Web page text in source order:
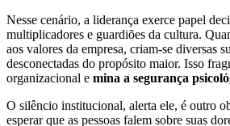
Nesse cenário, a liderança exerce papel
multiplicadores e guardiões da cultura.
aos valores da empresa, criam-se diversas
desconectadas do propósito maior. Isso
organizacional e mina a segurança
O silêncio institucional, alerta ele, é outro
esperar que as pessoas falem sobre suas